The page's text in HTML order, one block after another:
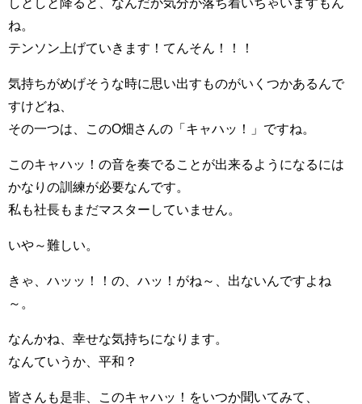
ね。
テンソン上げていきます！てんそん！！！
気持ちがめげそうな時に思い出すものがいくつかあるんで
すけどね、
その一つは、このO畑さんの「キャハッ！」ですね。
このキャハッ！の音を奏でることが出来るようになるには
かなりの訓練が必要なんです。
私も社長もまだマスターしていません。
いや～難しい。
きゃ、ハッッ！！の、ハッ！がね～、出ないんですよね
～。
なんかね、幸せな気持ちになります。
なんていうか、平和？
皆さんも是非、このキャハッ！をいつか聞いてみて、